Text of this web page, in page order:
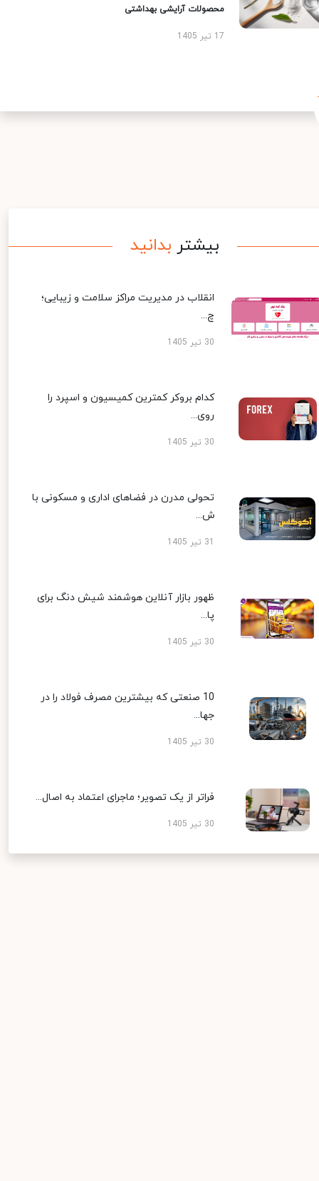
محصولات آرایشی بهداشتی
17 تیر 1405
بیشتر بدانید
انقلاب در مدیریت مراکز سلامت و زیبایی؛
چ...
30 تیر 1405
کدام بروکر کمترین کمیسیون و اسپرد را
روی...
30 تیر 1405
تحولی مدرن در فضاهای اداری و مسکونی با
ش...
ظهور بازار آنلاین هوشمند شیش دنگ برای
پا...
30 تیر 1405
10 صنعتی که بیشترین مصرف فولاد را در
جها...
30 تیر 1405
فراتر از یک تصویر؛ ماجرای اعتماد به اصال...
30 تیر 1405